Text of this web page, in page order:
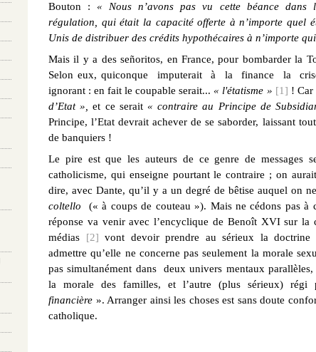
Bouton :« Nous n’avons pas vu cette béance dans
régulation, qui était la capacité offerte à n’importe quel
Unis de distribuer des crédits hypothécaires à n’importe
Mais il y a des señoritos, en France, pour bombarder la
Selon eux, quiconque imputerait à la finance la
ignorant : en fait le coupable serait...« l'étatisme » [1] !
d’Etat »,
et ce serait « contraire au Principe de
Principe, l’Etat devrait achever de se saborder, laissant
de banquiers !
Le pire est que les auteurs de ce genre de messages
catholicisme, qui enseigne pourtant le contraire ; on
dire, avec Dante, qu’il y a un degré de bêtise auquel on
coltello (« à coups de couteau »). Mais ne cédons pas à
réponse va venir avec l’encyclique de Benoît XVI sur la
médias
[2] vont devoir prendre au sérieux la doctrine
admettre qu’elle ne concerne pas seulement la morale
pas simultanément dans deux univers mentaux
la morale des familles, et l’autre (plus sérieux) régi
financière ». Arranger ainsi les choses est sans doute
catholique.